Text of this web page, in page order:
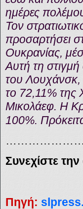
ημέρες
Τον
προσαρτήσει
Ουκρανίας,
Αυτή τη
του Λουχάνσκ,
το 72,11% της
Μικολάεφ. Η
100%.
Συνεχίστε
Πηγή: